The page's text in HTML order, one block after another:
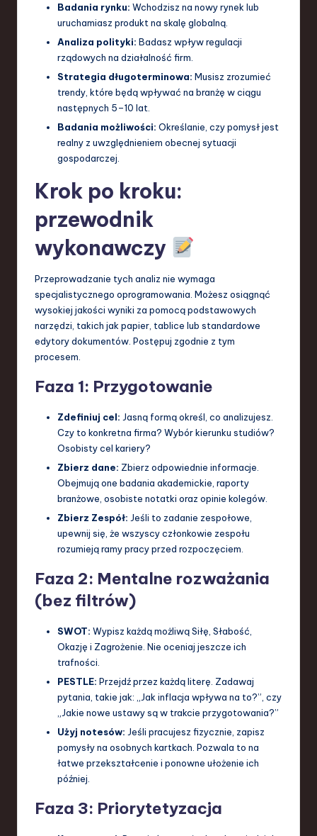
Badania rynku: Wchodzisz na nowy rynek lub
uruchamiasz produkt na skalę globalną.
Analiza polityki: Badasz wpływ regulacji
rządowych na działalność firm.
Strategia długoterminowa: Musisz zrozumieć
trendy, które będą wpływać na branżę w ciągu
następnych 5–10 lat.
Badania możliwości: Określanie, czy pomysł jest
realny z uwzględnieniem obecnej sytuacji
gospodarczej.
Krok po kroku:
przewodnik
wykonawczy
Przeprowadzanie tych analiz nie wymaga
specjalistycznego oprogramowania. Możesz osiągnąć
wysokiej jakości wyniki za pomocą podstawowych
narzędzi, takich jak papier, tablice lub standardowe
edytory dokumentów. Postępuj zgodnie z tym
procesem.
Faza 1: Przygotowanie
Zdefiniuj cel: Jasną formą określ, co analizujesz.
Czy to konkretna firma? Wybór kierunku studiów?
Osobisty cel kariery?
Zbierz dane: Zbierz odpowiednie informacje.
Obejmują one badania akademickie, raporty
branżowe, osobiste notatki oraz opinie kolegów.
Zbierz Zespół: Jeśli to zadanie zespołowe,
upewnij się, że wszyscy członkowie zespołu
rozumieją ramy pracy przed rozpoczęciem.
Faza 2: Mentalne rozważania
(bez filtrów)
SWOT: Wypisz każdą możliwą Siłę, Słabość,
Okazję i Zagrożenie. Nie oceniaj jeszcze ich
trafności.
PESTLE: Przejdź przez każdą literę. Zadawaj
pytania, takie jak: „Jak inflacja wpływa na to?”, czy
„Jakie nowe ustawy są w trakcie przygotowania?”
Użyj notesów: Jeśli pracujesz fizycznie, zapisz
pomysły na osobnych kartkach. Pozwala to na
łatwe przekształcenie i ponowne ułożenie ich
później.
Faza 3: Priorytetyzacja